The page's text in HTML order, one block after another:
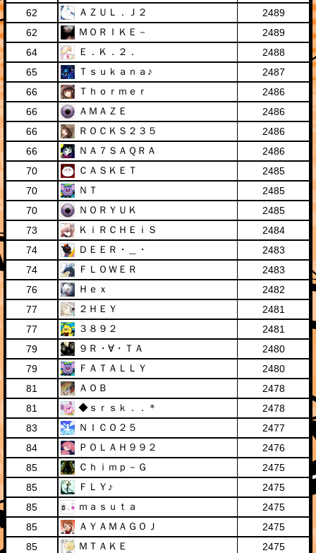
62
ＡＺＵＬ．Ｊ２
2489
62
ＭＯＲＩＫＥ－
2489
64
Ｅ．Ｋ．２．
2488
65
Ｔｓｕｋａｎａ♪
2487
66
Ｔｈｏｒｍｅｒ
2486
66
ＡＭＡＺＥ
2486
66
ＲＯＣＫＳ２３５
2486
66
ＮＡ７ＳＡＱＲＡ
2486
70
ＣＡＳＫＥＴ
2485
70
ＮＴ
2485
70
ＮＯＲＹＵＫ
2485
73
ＫｉＲＣＨＥｉＳ
2484
74
ＤＥＥＲ・＿・
2483
74
ＦＬＯＷＥＲ
2483
76
Ｈｅｘ
2482
77
２ＨＥＹ
2481
77
３８９２
2481
79
９Ｒ・∀・ＴＡ
2480
79
ＦＡＴＡＬＬＹ
2480
81
ＡＯＢ
2478
81
◆ｓｒｓｋ．．＊
2478
83
ＮＩＣＯ２５
2477
84
ＰＯＬＡＨ９９２
2476
85
Ｃｈｉｍｐ－Ｇ
2475
85
ＦＬＹ♪
2475
85
ｍａｓｕｔａ
2475
85
ＡＹＡＭＡＧＯＪ
2475
85
ＭＴＡＫＥ
2475